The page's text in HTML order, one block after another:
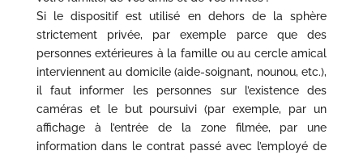
Si le dispositif est utilisé en dehors de la sphère
strictement privée, par exemple parce que des
personnes extérieures à la famille ou au cercle amical
interviennent au domicile (aide-soignant, nounou, etc.),
il faut informer les personnes sur l’existence des
caméras et le but poursuivi (par exemple, par un
affichage à l’entrée de la zone filmée, par une
information dans le contrat passé avec l’employé de